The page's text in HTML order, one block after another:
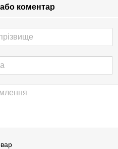
коментар